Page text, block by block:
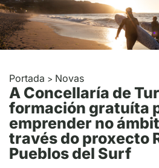
Portada > Novas
A Concellaría de
formación gratuíta
emprender no
través do proxecto
Pueblos del Surf